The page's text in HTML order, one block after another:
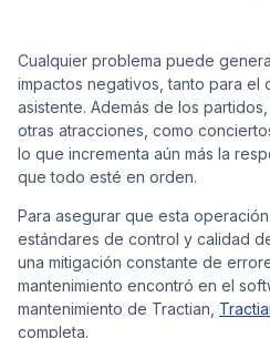
Cualquier problema puede
impactos negativos, tanto para el
asistente. Además de los
otras atracciones, como
lo que incrementa aún más la
que todo esté en orden.
Para asegurar que esta
estándares de control y calidad
una mitigación constante de
mantenimiento encontró en el
mantenimiento de Tractian,
completa.